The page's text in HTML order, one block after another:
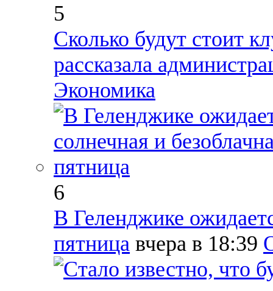
5
Сколько будут стоит
рассказала
Экономика
6
В Геленджике
пятница вчера в 18:39